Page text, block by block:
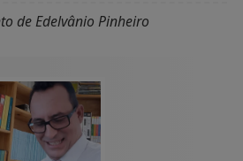
de Edelvânio Pinheiro